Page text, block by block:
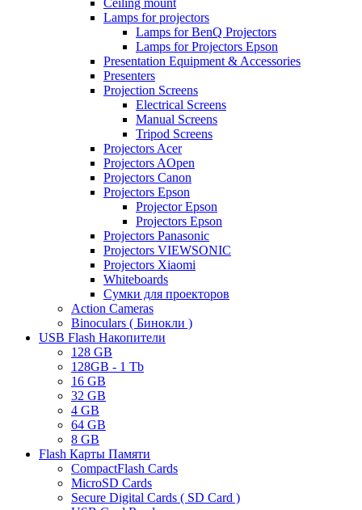
Ceiling mount
Lamps for projectors
Lamps for BenQ Projectors
Lamps for Projectors Epson
Presentation Equipment & Accessories
Presenters
Projection Screens
Electrical Screens
Manual Screens
Tripod Screens
Projectors Acer
Projectors AOpen
Projectors Canon
Projectors Epson
Projector Epson
Projectors Epson
Projectors Panasonic
Projectors VIEWSONIC
Projectors Xiaomi
Whiteboards
Сумки для проекторов
Action Cameras
Binoculars ( Бинокли )
USB Flash Накопители
128 GB
128GB - 1 Tb
16 GB
32 GB
4 GB
64 GB
8 GB
Flash Карты Памяти
CompactFlash Cards
MicroSD Cards
Secure Digital Cards ( SD Card )